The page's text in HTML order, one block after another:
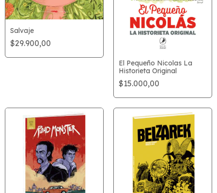
Salvaje
$29.900,00
El Pequeño Nicolas La
Historieta Original
$15.000,00